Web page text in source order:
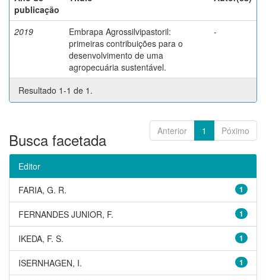
publicação
2019
Embrapa Agrossilvipastoril:
primeiras contribuições para o
desenvolvimento de uma
agropecuária sustentável.
-
Resultado 1-1 de 1.
Anterior 1 Póximo
Busca facetada
Editor
1
FARIA, G. R.
1
FERNANDES JUNIOR, F.
1
IKEDA, F. S.
1
ISERNHAGEN, I.